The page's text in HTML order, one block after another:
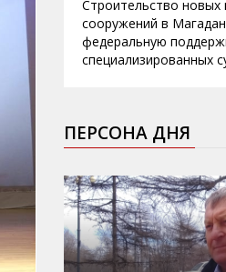
Строительство новых
сооружений в
федеральную
специализированных
ПЕРСОНА ДНЯ